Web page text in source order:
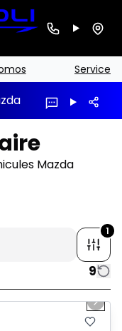
Service
Mazda
1
9
Next